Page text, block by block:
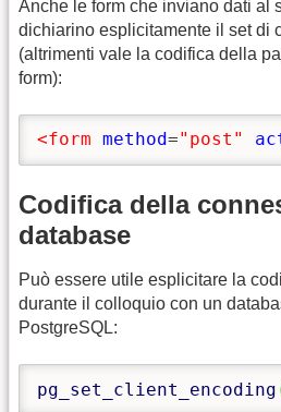
Anche le form che inviano dati al
dichiarino esplicitamente il set di
(altrimenti vale la codifica della
form):
<form method="post"
Codifica della
database
Può essere utile esplicitare la
durante il colloquio con un
PostgreSQL:
pg_set_client_encoding